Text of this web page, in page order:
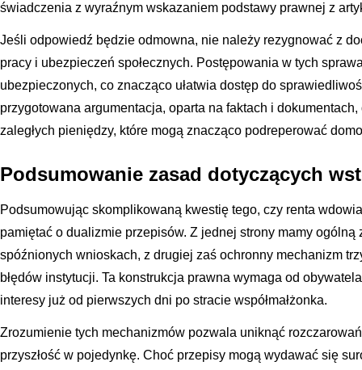
świadczenia z wyraźnym wskazaniem podstawy prawnej z
Jeśli odpowiedź będzie odmowna, nie należy rezygnować z
pracy i ubezpieczeń społecznych. Postępowania w tych
ubezpieczonych, co znacząco ułatwia dostęp do
przygotowana argumentacja, oparta na faktach i
zaległych pieniędzy, które mogą znacząco podreperować
Podsumowanie zasad dotyczących
Podsumowując skomplikowaną kwestię tego, czy renta
pamiętać o dualizmie przepisów. Z jednej strony mamy ogólną
spóźnionych wnioskach, z drugiej zaś ochronny mechanizm
błędów instytucji. Ta konstrukcja prawna wymaga od
interesy już od pierwszych dni po stracie współmałżonka.
Zrozumienie tych mechanizmów pozwala uniknąć
przyszłość w pojedynkę. Choć przepisy mogą wydawać się